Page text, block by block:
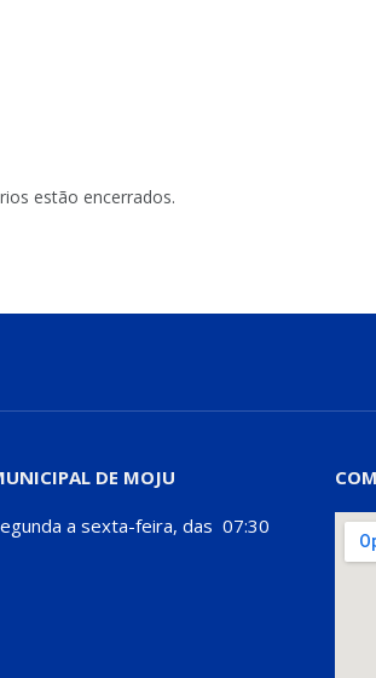
estão encerrados.
DE MOJU
a sexta-feira, das 07:30